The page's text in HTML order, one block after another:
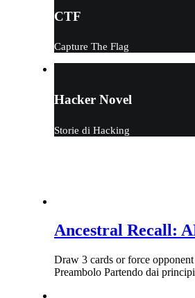
CTF
Capture The Flag
Hacker Novel
Storie di Hacking
Ancestral Recall:
Draw 3 cards or force
Preambolo Partendo dai